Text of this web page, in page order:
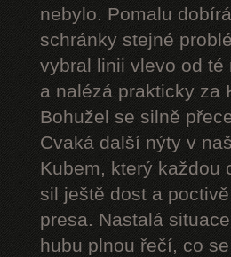
nebylo. Pomalu
schránky stejné
vybral linii vlevo od
a nalézá prakticky za
Bohužel se silně
Cvaká další nýty v
Kubem, který každou
sil ještě dost a
presa. Nastalá
hubu plnou řečí, co